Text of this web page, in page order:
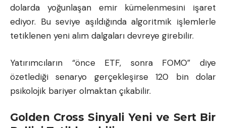
dolarda yoğunlaşan emir kümelenmesini işaret
ediyor. Bu seviye aşıldığında algoritmik işlemlerle
tetiklenen yeni alım dalgaları devreye girebilir.
Yatırımcıların “önce ETF, sonra FOMO” diye
özetlediği senaryo gerçekleşirse 120 bin dolar
psikolojik bariyer olmaktan çıkabilir.
Golden Cross Sinyali Yeni ve Sert Bir